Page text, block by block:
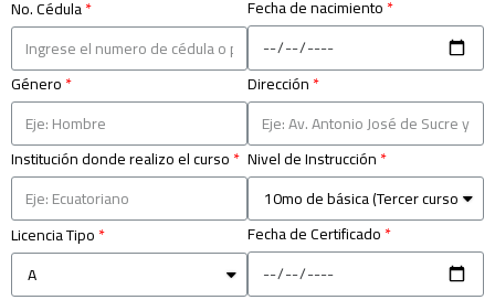
No. Cédula Fecha de nacimiento
Género Dirección
Institución donde realizo el curso Nivel de Instrucción
Licencia Tipo Fecha de Certificado